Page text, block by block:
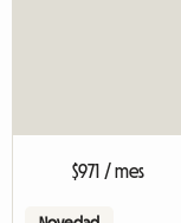
$971 / mes